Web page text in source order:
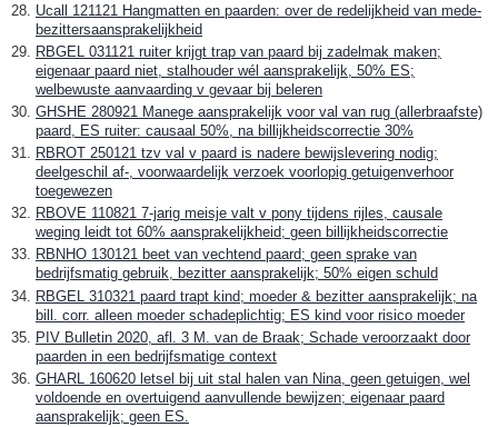
Ucall 121121 Hangmatten en paarden: over de redelijkheid van mede-
bezittersaansprakelijkheid
RBGEL 031121 ruiter krijgt trap van paard bij zadelmak maken;
eigenaar paard niet, stalhouder wél aansprakelijk, 50% ES;
welbewuste aanvaarding v gevaar bij beleren
GHSHE 280921 Manege aansprakelijk voor val van rug (allerbraafste)
paard, ES ruiter: causaal 50%, na billijkheidscorrectie 30%
RBROT 250121 tzv val v paard is nadere bewijslevering nodig;
deelgeschil af-, voorwaardelijk verzoek voorlopig getuigenverhoor
toegewezen
RBOVE 110821 7-jarig meisje valt v pony tijdens rijles, causale
weging leidt tot 60% aansprakelijkheid; geen billijkheidscorrectie
RBNHO 130121 beet van vechtend paard; geen sprake van
bedrijfsmatig gebruik, bezitter aansprakelijk; 50% eigen schuld
RBGEL 310321 paard trapt kind; moeder & bezitter aansprakelijk; na
bill. corr. alleen moeder schadeplichtig; ES kind voor risico moeder
PIV Bulletin 2020, afl. 3 M. van de Braak; Schade veroorzaakt door
paarden in een bedrijfsmatige context
GHARL 160620 letsel bij uit stal halen van Nina, geen getuigen, wel
voldoende en overtuigend aanvullende bewijzen; eigenaar paard
aansprakelijk; geen ES.